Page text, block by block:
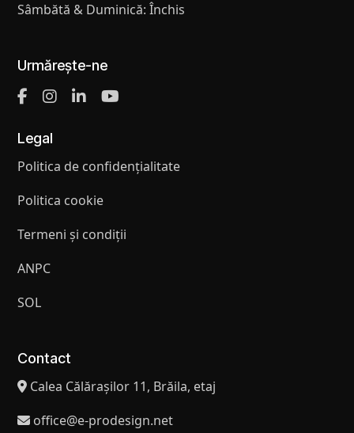
Sâmbătă & Duminică: Închis
Urmărește-ne
Legal
Politica de confidențialitate
Politica cookie
Termeni și condiții
ANPC
SOL
Contact
Calea Călărașilor 11, Brăila, etaj
office@e-prodesign.net